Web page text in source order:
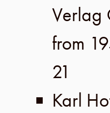
Verlag
from
21
Karl